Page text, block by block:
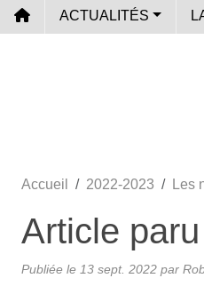
ACTUALITÉS
Accueil 2022-2023 Les
Article
Publiée le 13 sept. 2022 par